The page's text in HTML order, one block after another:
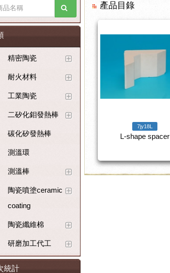
精密陶瓷
耐火材料
工業陶瓷
二矽化鉬發熱棒
碳化矽發熱棒
測溫環
測溫棒
陶瓷噴塗ceramic
coating
陶瓷纖維棉
研磨加工代工
統計
產品目錄
7jy18L
L-shape spacer